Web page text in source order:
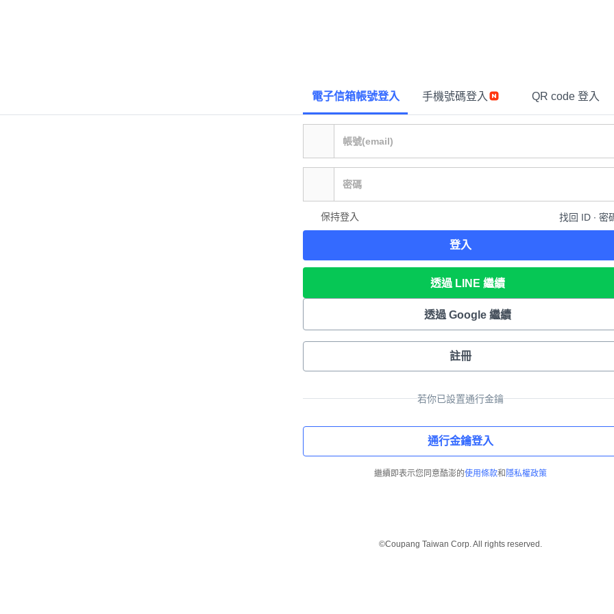
電子信箱帳號登入 手機號碼登入 QR code 登入
保持登入 找回 ID ∙ 密
登入
透過 LINE 繼續
透過 Google 繼續
註冊
若你已設置通行金鑰
通行金鑰登入
繼續即表示您同意酷澎的使用條款和 隱私權政策
©Coupang Taiwan Corp. All rights reserved.